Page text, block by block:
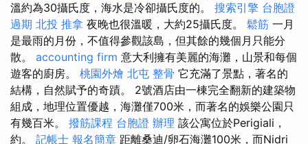
溫約為30攝氏度，海水是冷卻攝氏度的。 搜索引擎 台胞證
過期 北投 推拿 夜晚也很溫暖，大約25攝氏度。 鬆筋 一月
是最雨的月份，不值得參觀該島，但其餘的幾個月只能分
散。 accounting firm 意大利擁有美麗的海灘，山景和每個
遊客的廚房。 桃園外燴 北屯 整骨 它充滿了景點，著名的
結構，自然賦予的奇蹟。 2號酒店由一棟完全翻新的建築物
組成，地理位置優越，海灘僅700米，而著名的娛樂公園只
有幾百米。 撥筋課程 台胞證 辦理 該公寓位於Perigiali，
約。 記帳士 報名簡章 距離桑迪/卵石海灘100米，而Nidri